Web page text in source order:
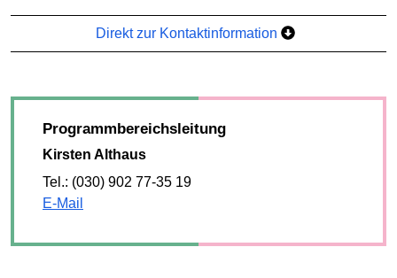
Direkt zur Kontaktinformation
Programmbereichsleitung
Kirsten Althaus
Tel.: (030) 902 77-35 19
E-Mail